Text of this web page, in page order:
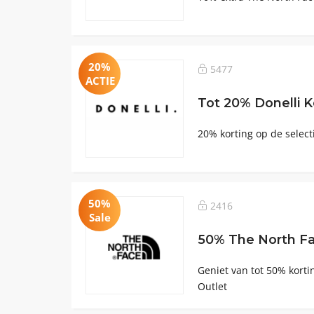
20%
ACTIE
5477
Tot 20% Donelli
20% korting op de
50%
Sale
2416
50% The North
Geniet van tot 50%
Outlet